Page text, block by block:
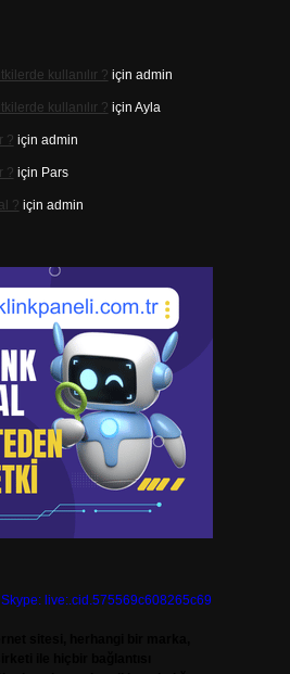
kullanılır ? için admin
kullanılır ? için Ayla
? için admin
? için Pars
? için admin
Skype: live:.cid.575569c608265c69